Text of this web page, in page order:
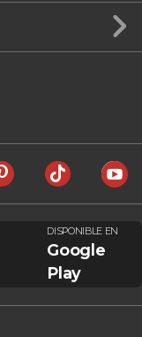
DISPONIBLE EN
Google
Play